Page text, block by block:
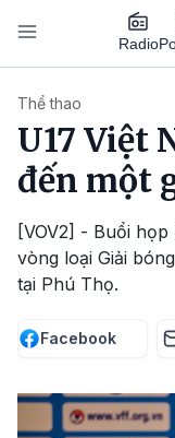
Nhảy đến nội dung
Radio
Thể thao
U17 Việt
đến một
[VOV2] - Buổi
vòng loại Giải
tại Phú Thọ.
Facebook